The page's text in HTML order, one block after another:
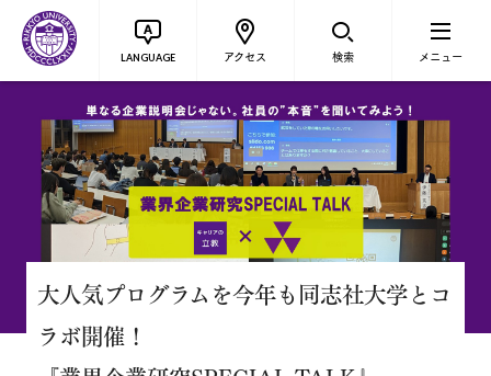
LANGUAGE アクセス 検索 メニュー
大人気プログラムを今年も同志社大学とコ
ラボ開催！